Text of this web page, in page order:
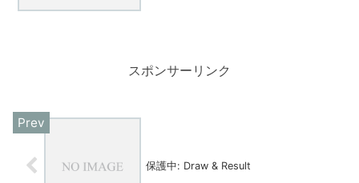
スポンサーリンク
保護中: Draw & Result